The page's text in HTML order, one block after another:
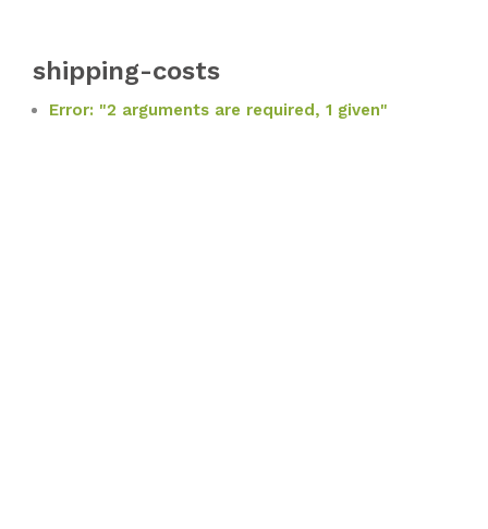
shipping-costs
Error: "2 arguments are required, 1 given"